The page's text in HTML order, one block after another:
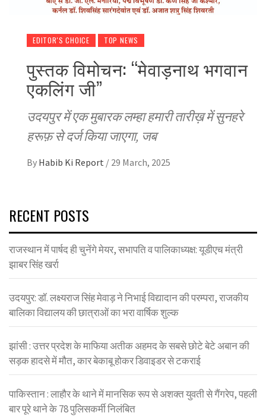
EDITOR'S CHOICE TOP NEWS
पुस्तक विमोचन: “मेवाड़नाथ भगवान
एकलिंग जी”
उदयपुर में एक मुबारक लम्हा हमारी तारीख़ में सुनहरे
हरूफ़ से दर्ज किया जाएगा, जब
By Habib Ki Report / 29 March, 2025
RECENT POSTS
राजस्थान में पार्षद ही चुनेंगे मेयर, सभापति व पालिकाध्यक्ष: यूडीएच मंत्री
झाबर सिंह खर्रा
उदयपुर: डॉ. लक्ष्यराज सिंह मेवाड़ ने निभाई विद्यादान की परम्परा, राजकीय
बालिका विद्यालय की छात्राओं का भरा वार्षिक शुल्क
झांसी : उत्तर प्रदेश के माफिया अतीक अहमद के सबसे छोटे बेटे अबान की
सड़क हादसे में मौत, कार बेकाबू होकर डिवाइडर से टकराई
पाकिस्तान : लाहौर के थाने में मानसिक रूप से अशक्त युवती से गैंगरेप, पहली
बार पूरे थाने के 78 पुलिसकर्मी निलंबित